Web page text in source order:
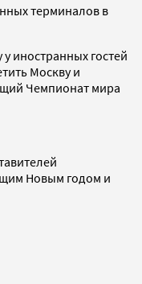
терминалов в
иностранных гостей
Москву и
Чемпионат мира
Новым годом и